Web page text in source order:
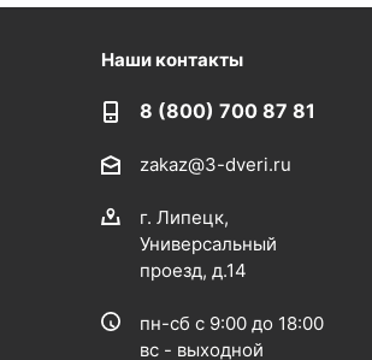
Наши контакты
8 (800) 700 87 81
zakaz@3-dveri.ru
г. Липецк,
Универсальный
проезд, д.14
пн-сб с 9:00 до 18:00
вс - выходной